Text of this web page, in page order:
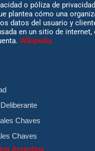
o póliza de
plantea cómo una
datos del usuario y
en un sitio de internet,
Wikipedia
Chaves
Chaves
Argentina